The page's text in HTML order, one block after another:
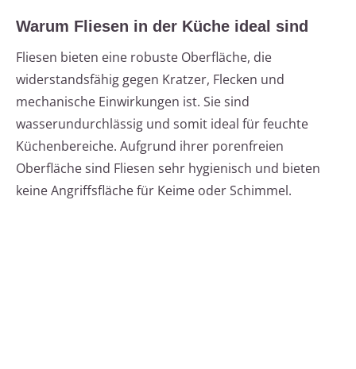
Warum Fliesen in der Küche ideal sind
Fliesen bieten eine robuste Oberfläche, die
widerstandsfähig gegen Kratzer, Flecken und
mechanische Einwirkungen ist. Sie sind
wasserundurchlässig und somit ideal für feuchte
Küchenbereiche. Aufgrund ihrer porenfreien
Oberfläche sind Fliesen sehr hygienisch und bieten
keine Angriffsfläche für Keime oder Schimmel.